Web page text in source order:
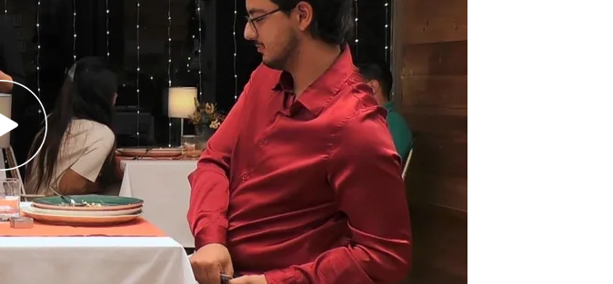
ha ocurrido
Sobera nada
por
asesor de